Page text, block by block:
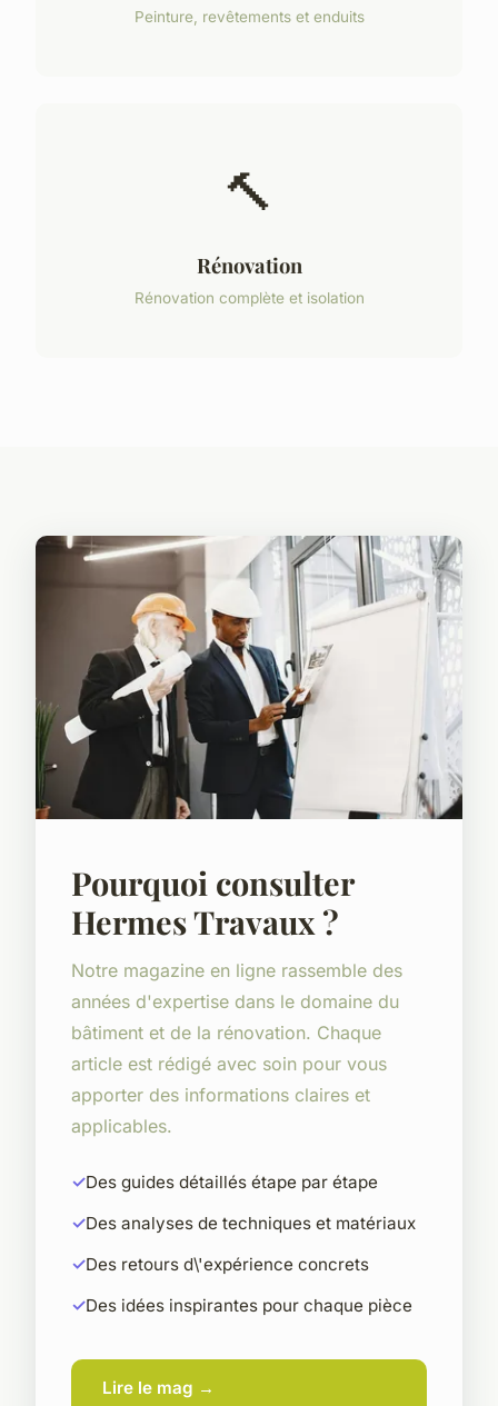
Peinture, revêtements et enduits
🔨
Rénovation
Rénovation complète et isolation
Pourquoi consulter
Hermes Travaux ?
Notre magazine en ligne rassemble des
années d'expertise dans le domaine du
bâtiment et de la rénovation. Chaque
article est rédigé avec soin pour vous
apporter des informations claires et
applicables.
Des guides détaillés étape par étape
Des analyses de techniques et matériaux
Des retours d\'expérience concrets
Des idées inspirantes pour chaque pièce
Lire le mag →